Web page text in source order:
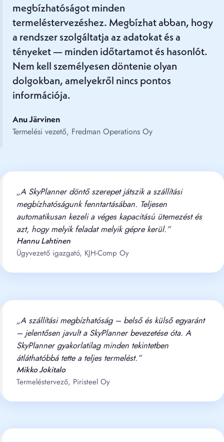
megbízhatóságot minden
termeléstervezéshez. Megbízhat abban, hogy
a rendszer szolgáltatja az adatokat és a
tényeket — minden időtartamot és hasonlót.
Nem kell személyesen döntenie olyan
dolgokban, amelyekről nincs pontos
információja.
Anu Järvinen
Termelési vezető, Fredman Operations Oy
„A SkyPlanner döntő szerepet játszik a szállítási
megbízhatóságunk fenntartásában. Teljesen
automatikusan kezeli a véges kapacitású ütemezést és
azt, hogy melyik feladat melyik gépre kerül.”
Hannu Lahtinen
Ügyvezető igazgató, KJH-Comp Oy
„A szállítási megbízhatóság – belső és külső egyaránt
– jelentősen javult a SkyPlanner bevezetése óta. A
SkyPlanner gyakorlatilag minden tekintetben
átláthatóbbá tette a teljes termelést.”
Mikko Jokitalo
Termeléstervező, Piristeel Oy